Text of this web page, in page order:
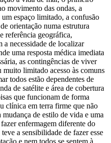
movimento das ondas, a
espaço limitado, a confusão
orientação numa estrutura
referência geográfica,
necessidade de localizar
uma resposta médica imediata
as contingências de viver
limitado acesso às comuns
todos estão dependentes de
de satélite e área de cobertura
que funcionam de forma
clínica em terra firme que não
de estilo de vida e uma
enfermagem diferente do
a sensibilidade de fazer esse
e nem todos se sentem à